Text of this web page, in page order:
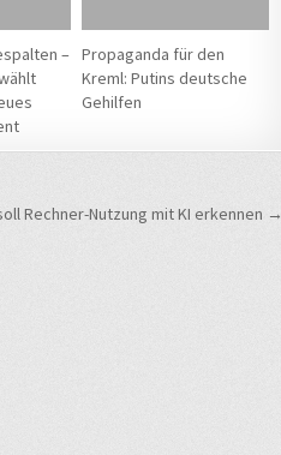
–
Propaganda für den
Kreml: Putins deutsche
Gehilfen
Rechner-Nutzung mit KI erkennen →